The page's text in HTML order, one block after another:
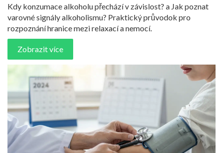
Kdy konzumace alkoholu přechází v závislost? a Jak poznat
varovné signály alkoholismu? Praktický průvodok pro
rozpoznání hranice mezi relaxací a nemocí.
Zobrazit více